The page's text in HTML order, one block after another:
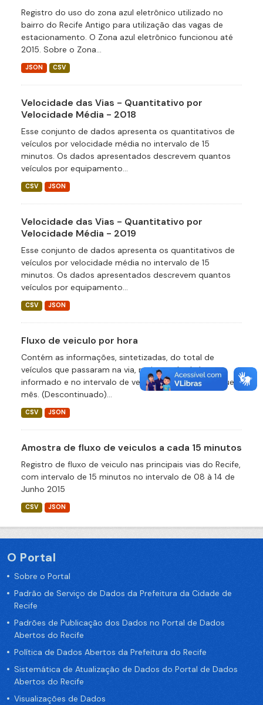
Registro do uso do zona azul eletrônico utilizado no
bairro do Recife Antigo para utilização das vagas de
estacionamento. O Zona azul eletrônico funcionou até
2015. Sobre o Zona...
JSON CSV
Velocidade das Vias - Quantitativo por
Velocidade Média - 2018
Esse conjunto de dados apresenta os quantitativos de
veículos por velocidade média no intervalo de 15
minutos. Os dados apresentados descrevem quantos
veículos por equipamento...
CSV JSON
Velocidade das Vias - Quantitativo por
Velocidade Média - 2019
Esse conjunto de dados apresenta os quantitativos de
veículos por velocidade média no intervalo de 15
minutos. Os dados apresentados descrevem quantos
veículos por equipamento...
CSV JSON
Fluxo de veiculo por hora
Contém as informações, sintetizadas, do total de
veículos que passaram na via, no intervalo de hora
informado e no intervalo de velocidade definido naquele
mês. (Descontinuado)...
CSV JSON
Amostra de fluxo de veiculos a cada 15 minutos
Registro de fluxo de veiculo nas principais vias do Recife,
com intervalo de 15 minutos no intervalo de 08 à 14 de
Junho 2015
CSV JSON
O Portal
Sobre o Portal
Padrão de Serviço de Dados da Prefeitura da Cidade de
Recife
Padrões de Publicação dos Dados no Portal de Dados
Abertos do Recife
Política de Dados Abertos da Prefeitura do Recife
Sistemática de Atualização de Dados do Portal de Dados
Abertos do Recife
Visualizações de Dados